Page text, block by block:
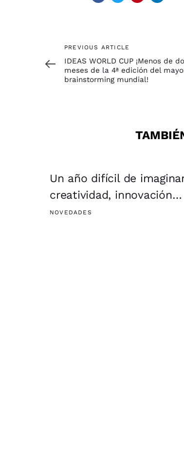
Previous
Article
PREVIOUS ARTICLE
IDEAS WORLD CUP ¡Menos de
meses de la 4ª edición del
brainstorming mundial!
Un año difícil de
creatividad, innovación…
NOVEDADES